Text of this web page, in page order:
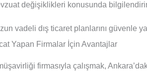
değişiklikleri konusunda
vadeli dış ticaret planlarını güvenle
Yapan Firmalar İçin Avantajlar
firmasıyla çalışmak,